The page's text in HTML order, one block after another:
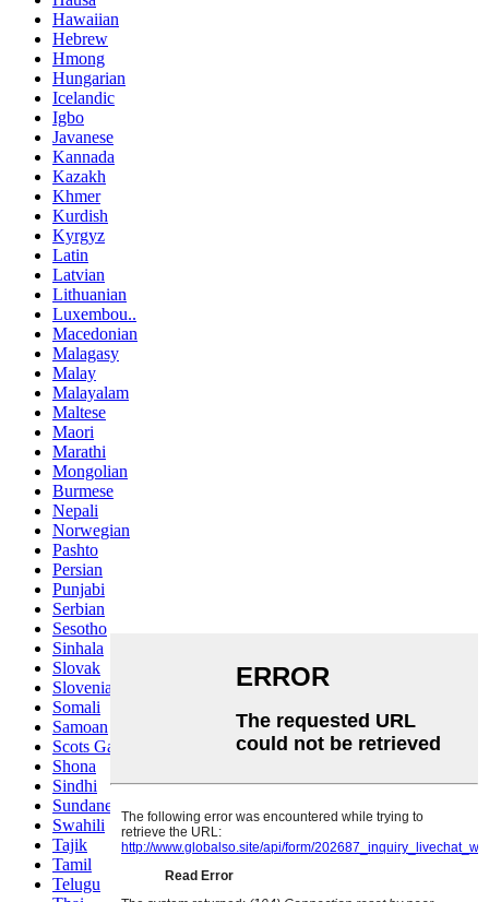
Hawaiian
Hebrew
Hmong
Hungarian
Icelandic
Igbo
Javanese
Kannada
Kazakh
Khmer
Kurdish
Kyrgyz
Latin
Latvian
Lithuanian
Luxembou..
Macedonian
Malagasy
Malay
Malayalam
Maltese
Maori
Marathi
Mongolian
Burmese
Nepali
Norwegian
Pashto
Persian
Punjabi
Serbian
Sesotho
Sinhala
Slovak
Slovenian
Somali
Samoan
Scots Gaelic
Shona
Sindhi
Sundanese
Swahili
Tajik
Tamil
Telugu